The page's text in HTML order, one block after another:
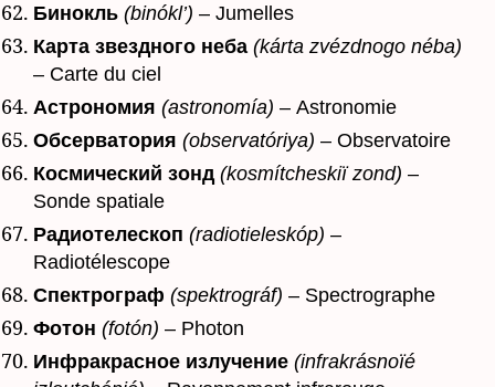
Бинокль (binókl’) – Jumelles
Карта звездного неба (kárta zvézdnogo néba)
– Carte du ciel
Астрономия (astronomía) – Astronomie
Обсерватория (observatóriya) – Observatoire
Космический зонд (kosmítcheskiï zond) –
Sonde spatiale
Радиотелескоп (radiotieleskóp) –
Radiotélescope
Спектрограф (spektrográf) – Spectrographe
Фотон (fotón) – Photon
Инфракрасное излучение (infrakrásnoïé